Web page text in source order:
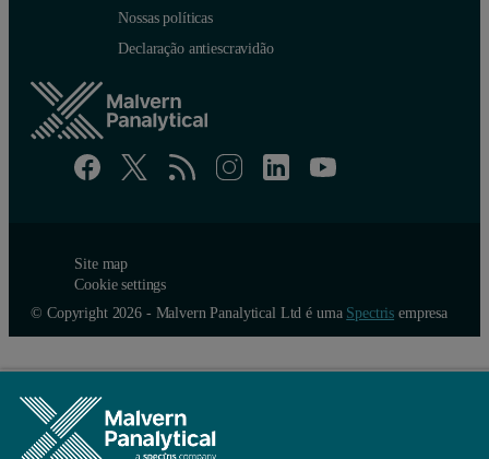
Figure 2E: Debye plot from an isotropic region of the
Nossas políticas
Declaração antiescravidão
Site map
Cookie settings
© Copyright 2026 - Malvern Panalytical Ltd é uma Spectris empresa